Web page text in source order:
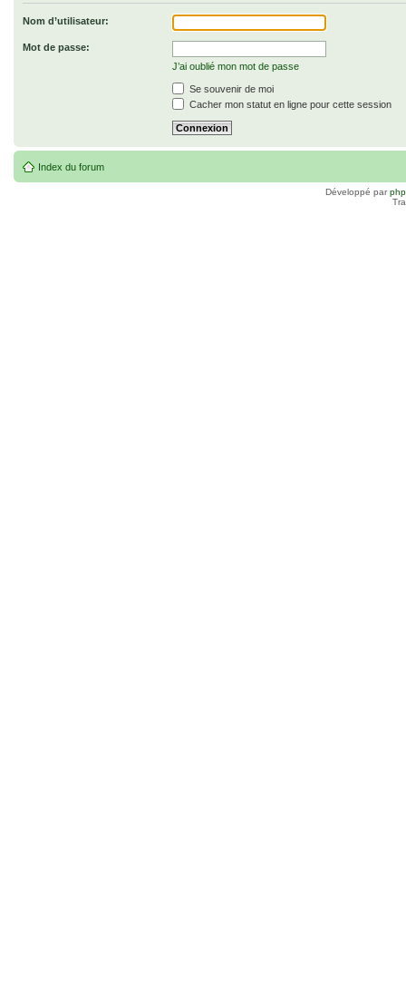
Nom d’utilisateur:
Mot de passe:
J’ai oublié mon mot de passe
Se souvenir de moi
Cacher mon statut en ligne pour cette session
Index du forum
Développé par